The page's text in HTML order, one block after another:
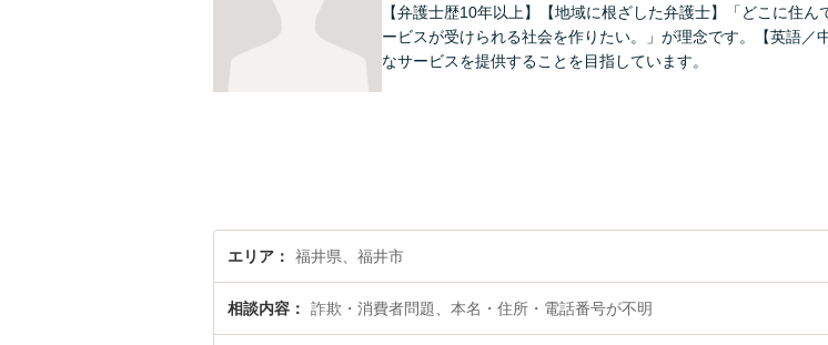
【弁護士歴10年以上】【地域に根ざした弁護士】「どこに住
ービスが受けられる社会を作りたい。」が理念です。【英語／
なサービスを提供することを目指しています。
エリア 福井県、福井市
相談内容 詐欺・消費者問題、本名・住所・電話番号が不明